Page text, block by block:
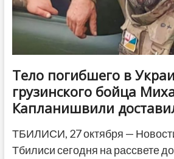
Тело погибшего в
грузинского бойца
Капланишвили
ТБИЛИСИ, 27 октября —
Тбилиси сегодня на рассвете